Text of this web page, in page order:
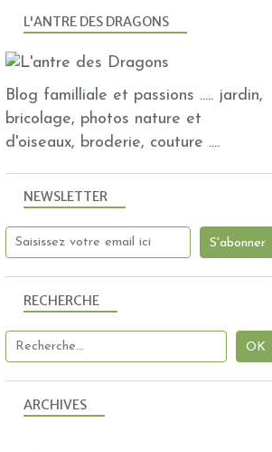
NEWSLETTER
RECHERCHE
L'ANTRE DES DRAGONS
Blog familliale et passions ..... jardin,
bricolage, photos nature et
d'oiseaux, broderie, couture ....
ARCHIVES